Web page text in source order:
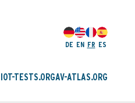
DE EN FR ES
IOT-TESTS.ORGAV-ATLAS.ORG